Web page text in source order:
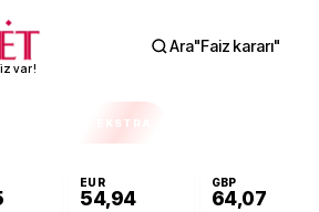
var!
Ara"Faiz kararı"
EKSTRA
EUR
54,94
GBP
64,07